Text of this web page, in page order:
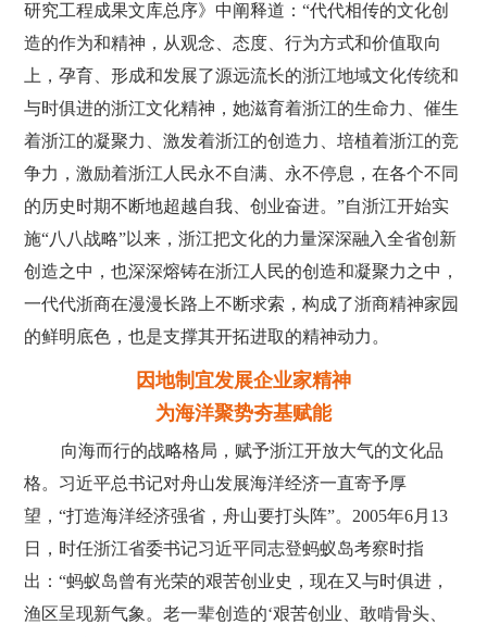
研究工程成果文库总序》中阐释道：“代代相传的文化创
造的作为和精神，从观念、态度、行为方式和价值取向
上，孕育、形成和发展了源远流长的浙江地域文化传统和
与时俱进的浙江文化精神，她滋育着浙江的生命力、催生
着浙江的凝聚力、激发着浙江的创造力、培植着浙江的竞
争力，激励着浙江人民永不自满、永不停息，在各个不同
的历史时期不断地超越自我、创业奋进。”自浙江开始实
施“八八战略”以来，浙江把文化的力量深深融入全省创新
创造之中，也深深熔铸在浙江人民的创造和凝聚力之中，
一代代浙商在漫漫长路上不断求索，构成了浙商精神家园
的鲜明底色，也是支撑其开拓进取的精神动力。
因地制宜发展企业家精神
为海洋聚势夯基赋能
向海而行的战略格局，赋予浙江开放大气的文化品
格。习近平总书记对舟山发展海洋经济一直寄予厚
望，“打造海洋经济强省，舟山要打头阵”。2005年6月13
日，时任浙江省委书记习近平同志登蚂蚁岛考察时指
出：“蚂蚁岛曾有光荣的艰苦创业史，现在又与时俱进，
渔区呈现新气象。老一辈创造的‘艰苦创业、敢啃骨头、